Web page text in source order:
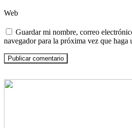
Web
Guardar mi nombre, correo
navegador para la próxima vez que haga